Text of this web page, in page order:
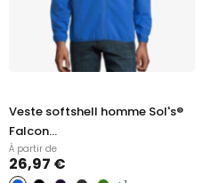
Veste softshell homme Sol's®
Falcon...
À partir de
26,97 €